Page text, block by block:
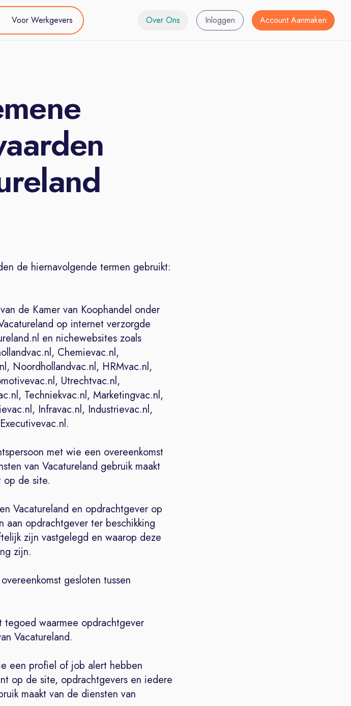
Voor Werkgevers Over Ons Inloggen Account Aanmaken
de hiernavolgende termen gebruikt:
de Kamer van Koophandel onder
op internet verzorgde
en nichewebsites zoals
Chemievac.nl,
Noordhollandvac.nl, HRMvac.nl,
Utrechtvac.nl,
Techniekvac.nl, Marketingvac.nl,
Infravac.nl, Industrievac.nl,
met wie een overeenkomst
van Vacatureland gebruik maakt
op de site.
Vacatureland en opdrachtgever op
aan opdrachtgever ter beschikking
zijn vastgelegd en waarop deze
zijn.
gesloten tussen
waarmee opdrachtgever
Vacatureland.
een profiel of job alert hebben
op de site, opdrachtgevers en iedere
maakt van de diensten van